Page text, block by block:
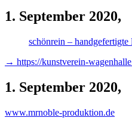
1. September 2020,
schönrein – handgefertigte
→ https://kunstverein-
1. September 2020,
www.mrnoble-produktion.de